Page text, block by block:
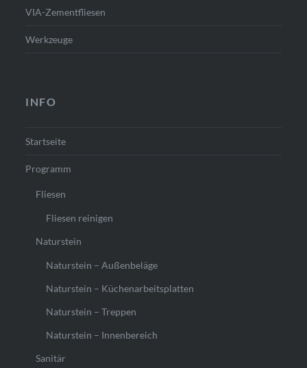
VIA-Zementfliesen
Werkzeuge
INFO
Startseite
Programm
Fliesen
Fliesen reinigen
Naturstein
Naturstein – Außenbeläge
Naturstein – Küchenarbeitsplatten
Naturstein – Treppen
Naturstein – Innenbereich
Sanitär